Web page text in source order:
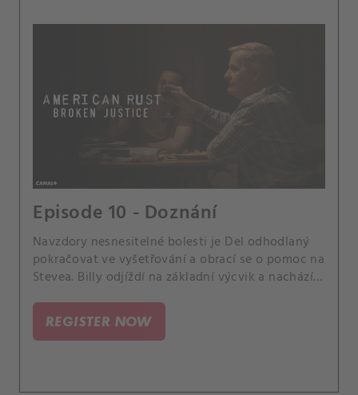
Episode 10 - Doznání
Navzdory nesnesitelné bolesti je Del odhodlaný
pokračovat ve vyšetřování a obrací se o pomoc na
Stevea. Billy odjíždí na základní výcvik a nachází
REGISTER NOW